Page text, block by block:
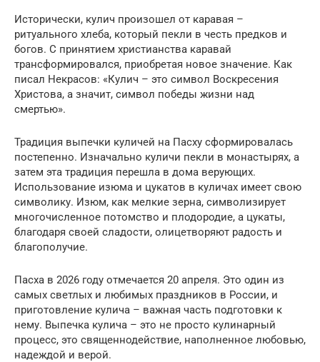
Исторически, кулич произошел от каравая –
ритуального хлеба, который пекли в честь предков и
богов. С принятием христианства каравай
трансформировался, приобретая новое значение. Как
писал Некрасов: «Кулич – это символ Воскресения
Христова, а значит, символ победы жизни над
смертью».
Традиция выпечки куличей на Пасху сформировалась
постепенно. Изначально куличи пекли в монастырях, а
затем эта традиция перешла в дома верующих.
Использование изюма и цукатов в куличах имеет свою
символику. Изюм, как мелкие зерна, символизирует
многочисленное потомство и плодородие, а цукаты,
благодаря своей сладости, олицетворяют радость и
благополучие.
Пасха в 2026 году отмечается 20 апреля. Это один из
самых светлых и любимых праздников в России, и
приготовление кулича – важная часть подготовки к
нему. Выпечка кулича – это не просто кулинарный
процесс, это священнодействие, наполненное любовью,
надеждой и верой.